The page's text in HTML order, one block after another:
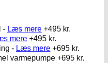
- Læs mere +495 kr.
mere +495 kr.
- Læs mere +695 kr.
varmepumpe +695 kr.